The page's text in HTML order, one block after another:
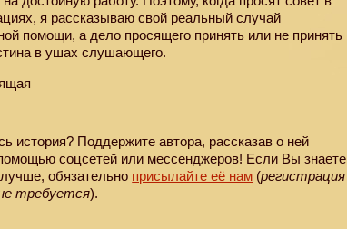
я рассказываю свой реальный случай
помощи, а дело просящего принять или не принять
в ушах слушающего.
история? Поддержите автора, рассказав о ней
соцсетей или мессенджеров! Если Вы знаете
обязательно присылайте её нам (регистрация
требуется).